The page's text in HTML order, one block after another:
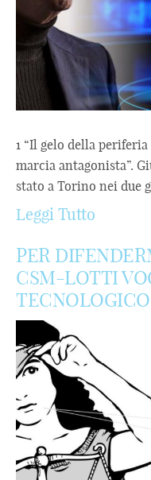
1 “Il gelo della
marcia antagonista”.
stato a Torino nei due
Leggi Tutto
PER
CSM-LOTTI